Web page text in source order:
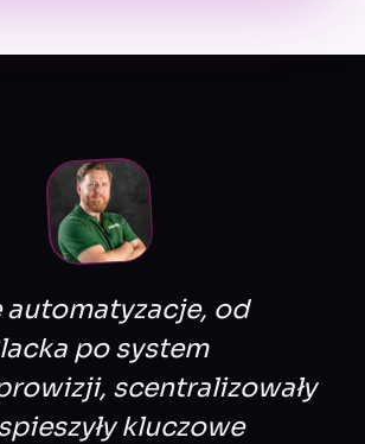
automatyzacje, od
po system
scentralizowały
kluczowe